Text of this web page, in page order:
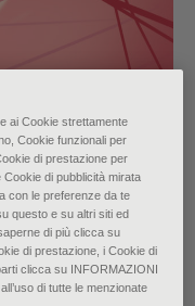
molli:
Dr. Jennifer Oberstar
ai Cookie strettamente
Cookie funzionali per
di prestazione per
di pubblicità mirata
con le preferenze da te
questo e su altri siti ed
di più clicca su
di prestazione, i Cookie di
clicca su INFORMAZIONI
di tutte le menzionate